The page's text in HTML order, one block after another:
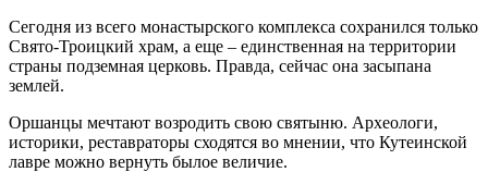
Сегодня из всего монастырского комплекса сохранился только
Свято-Троицкий храм, а еще – единственная на территории
страны подземная церковь. Правда, сейчас она засыпана
землей.
Оршанцы мечтают возродить свою святыню. Археологи,
историки, реставраторы сходятся во мнении, что Кутеинской
лавре можно вернуть былое величие.